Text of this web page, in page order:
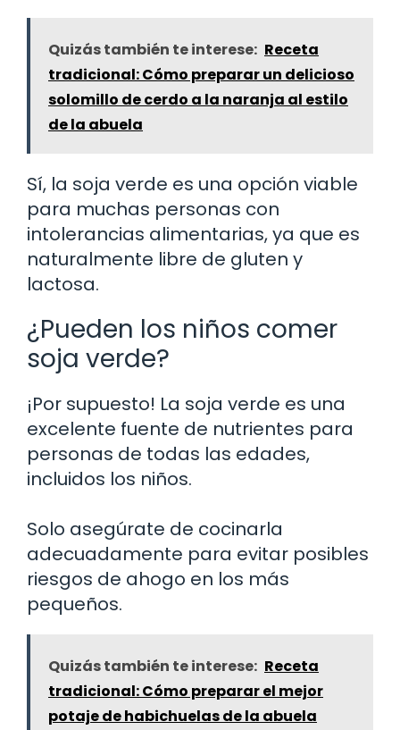
Quizás también te interese: Receta
tradicional: Cómo preparar un delicioso
solomillo de cerdo a la naranja al estilo
de la abuela
Sí, la soja verde es una opción viable
para muchas personas con
intolerancias alimentarias, ya que es
naturalmente libre de gluten y
lactosa.
¿Pueden los niños comer
soja verde?
¡Por supuesto! La soja verde es una
excelente fuente de nutrientes para
personas de todas las edades,
incluidos los niños.
Solo asegúrate de cocinarla
adecuadamente para evitar posibles
riesgos de ahogo en los más
pequeños.
Quizás también te interese: Receta
tradicional: Cómo preparar el mejor
potaje de habichuelas de la abuela